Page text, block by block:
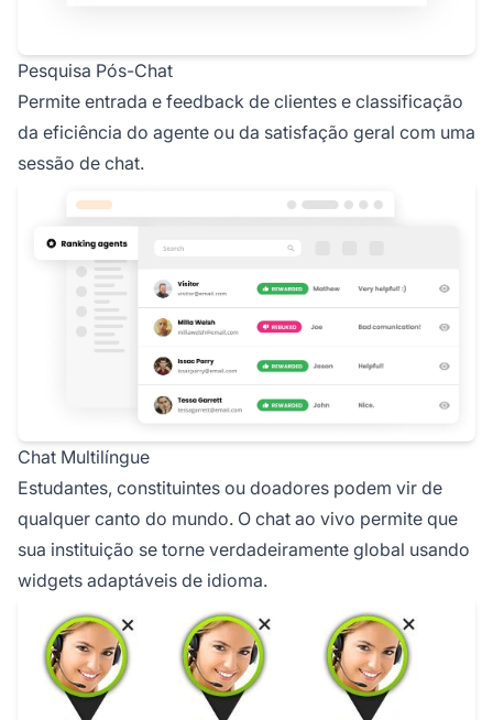
Pesquisa Pós-Chat
Permite entrada e feedback de clientes e classificação
da eficiência do agente ou da satisfação geral com uma
sessão de chat.
Chat Multilíngue
Estudantes, constituintes ou doadores podem vir de
qualquer canto do mundo. O chat ao vivo permite que
sua instituição se torne verdadeiramente global usando
widgets adaptáveis de idioma.